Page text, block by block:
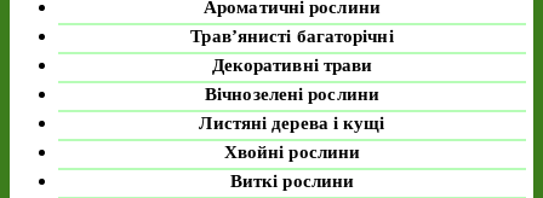
Ароматичні рослини
Трав’янисті багаторічні
Декоративні трави
Вічнозелені рослини
Листяні дерева і кущі
Хвойні рослини
Виткі рослини